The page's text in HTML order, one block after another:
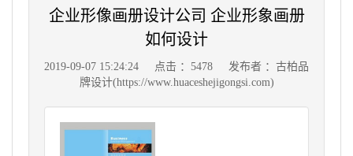
企业形像画册设计公司 企业形象画册
如何设计
2019-09-07 15:24:24 点击 ：5478
发布者 ：古柏品
牌设计(https://www.huaceshejigongsi.com)